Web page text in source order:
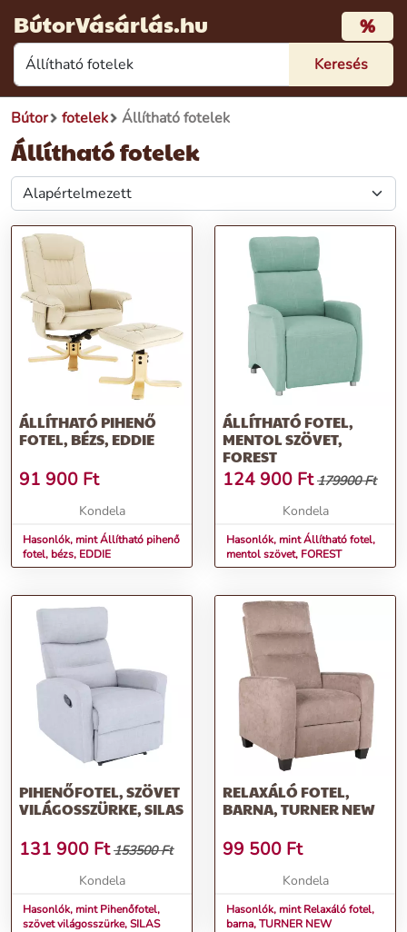
BútorVásárlás.hu %
Bútor fotelek Állítható fotelek
Állítható fotelek
ÁLLÍTHATÓ PIHENŐ
FOTEL, BÉZS, EDDIE
91 900 Ft
Kondela
Hasonlók, mint Állítható pihenő
fotel, bézs, EDDIE
ÁLLÍTHATÓ FOTEL,
MENTOL SZÖVET,
FOREST
124 900 Ft 179900 Ft
Kondela
Hasonlók, mint Állítható fotel,
mentol szövet, FOREST
PIHENŐFOTEL, SZÖVET
VILÁGOSSZÜRKE, SILAS
131 900 Ft 153500 Ft
Kondela
Hasonlók, mint Pihenőfotel,
szövet világosszürke, SILAS
RELAXÁLÓ FOTEL,
BARNA, TURNER NEW
99 500 Ft
Kondela
Hasonlók, mint Relaxáló fotel,
barna, TURNER NEW